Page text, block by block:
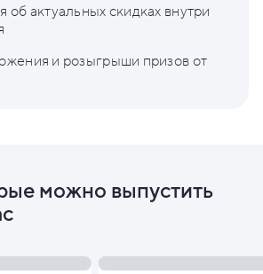
актуальных скидках внутри
и розыгрыши призов от
можно выпустить